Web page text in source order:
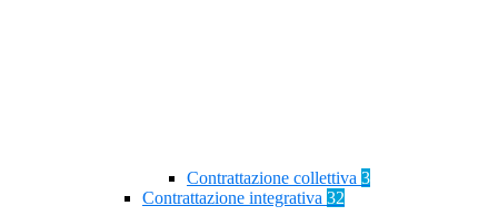
Contrattazione collettiva 3
Contrattazione integrativa 32